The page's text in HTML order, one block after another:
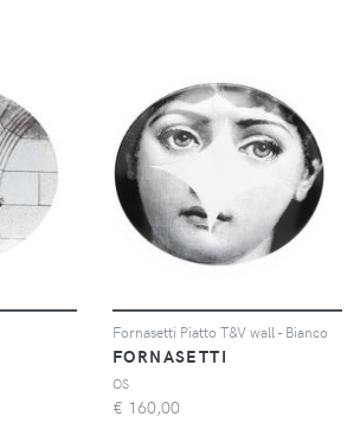
Fornasetti Piatto T&V wall - Bianco
FORNASETTI
OS
€ 160,00